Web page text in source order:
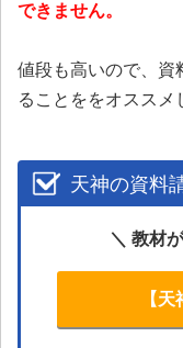
できません。
値段も高いので、資
ることををオススメ
天神の資料
＼ 教材
【